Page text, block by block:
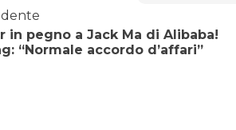
in pegno a Jack Ma di Alibaba!
“Normale accordo d’affari”